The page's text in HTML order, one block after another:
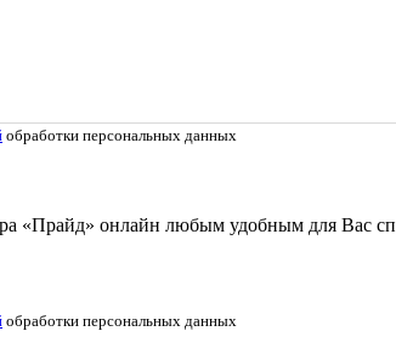
обработки персональных данных
«Прайд» онлайн любым удобным для Вас
обработки персональных данных